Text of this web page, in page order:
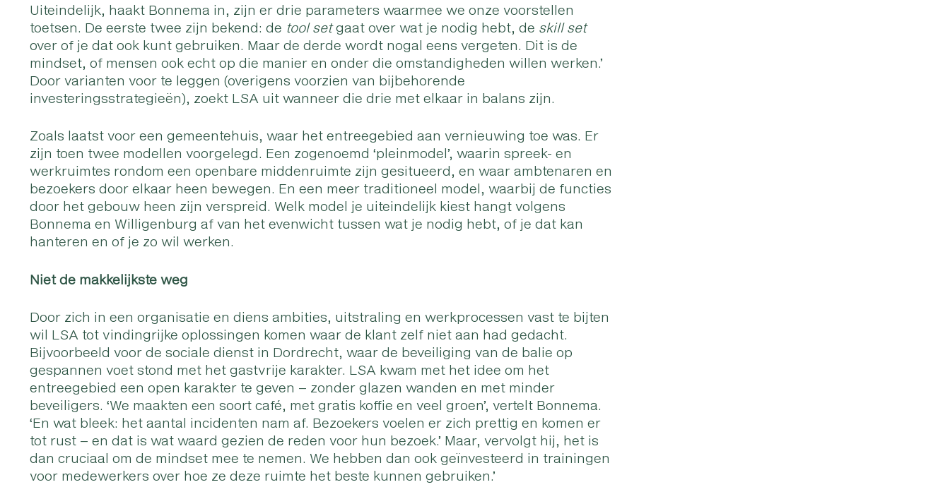
Uiteindelijk, haakt Bonnema in, zijn er drie parameters waarmee we onze voorstellen
toetsen. De eerste twee zijn bekend: de tool setgaat over wat je nodig hebt, de skill set
over of je dat ook kunt gebruiken. Maar de derde wordt nogal eens vergeten. Dit is de
mindset, of mensen ook echt op die manier en onder die omstandigheden willen werken.’
Door varianten voor te leggen (overigens voorzien van bijbehorende
investeringsstrategieën), zoekt LSA uit wanneer die drie met elkaar in balans zijn.
Zoals laatst voor een gemeentehuis, waar het entreegebied aan vernieuwing toe was. Er
zijn toen twee modellen voorgelegd. Een zogenoemd ‘pleinmodel’, waarin spreek- en
werkruimtes rondom een openbare middenruimte zijn gesitueerd, en waar ambtenaren en
bezoekers door elkaar heen bewegen. En een meer traditioneel model, waarbij de functies
door het gebouw heen zijn verspreid. Welk model je uiteindelijk kiest hangt volgens
Bonnema en Willigenburg af van het evenwicht tussen wat je nodig hebt, of je dat kan
hanteren en of je zo wil werken.
Niet de makkelijkste weg
Door zich in een organisatie en diens ambities, uitstraling en werkprocessen vast te bijten
wil LSA tot vindingrijke oplossingen komen waar de klant zelf niet aan had gedacht.
Bijvoorbeeld voor de sociale dienst in Dordrecht, waar de beveiliging van de balie op
gespannen voet stond met het gastvrije karakter. LSA kwam met het idee om het
entreegebied een open karakter te geven – zonder glazen wanden en met minder
beveiligers. ‘We maakten een soort café, met gratis koffie en veel groen’, vertelt Bonnema.
‘En wat bleek: het aantal incidenten nam af. Bezoekers voelen er zich prettig en komen er
tot rust – en dat is wat waard gezien de reden voor hun bezoek.’ Maar, vervolgt hij, het is
dan cruciaal om de mindset mee te nemen. We hebben dan ook geïnvesteerd in trainingen
voor medewerkers over hoe ze deze ruimte het beste kunnen gebruiken.’